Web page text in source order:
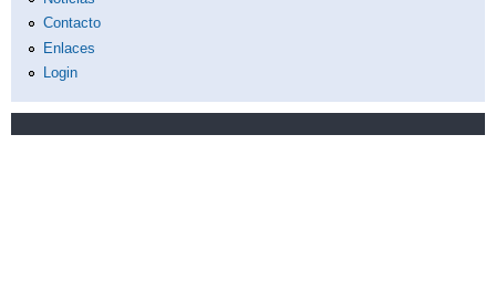
Contacto
Enlaces
Login